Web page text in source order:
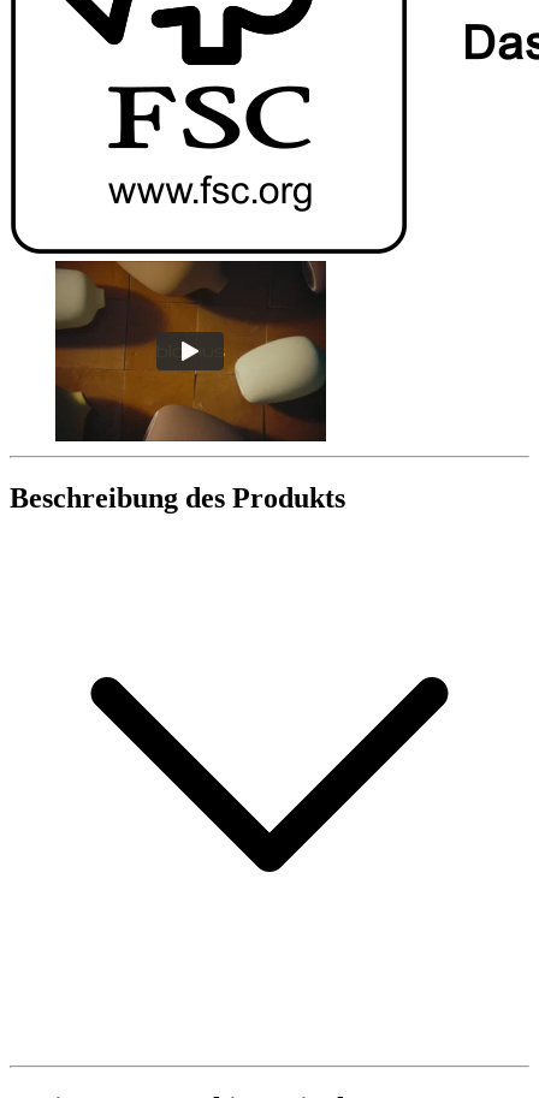
Beschreibung des Produkts